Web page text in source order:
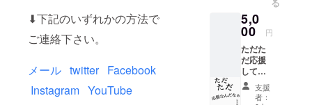
⬇︎下記のいずれかの方法で
ご連絡下さい。
メール twitter Facebook
Instagram YouTube
5,0
00 円
ただた
だ応援
して頂
ける
方、支援
者：